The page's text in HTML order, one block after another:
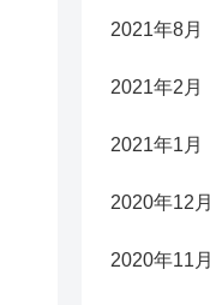
2021年8月
2021年2月
2021年1月
2020年12月
2020年11月